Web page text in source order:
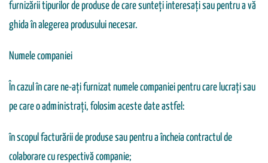
furnizării tipurilor de produse de care sunteți interesați sau pentru a vă
ghida în alegerea produsului necesar.
Numele companiei
În cazul în care ne-ați furnizat numele companiei pentru care lucrați sau
pe care o administrați, folosim aceste date astfel:
în scopul facturării de produse sau pentru a încheia contractul de
colaborare cu respectivă companie;